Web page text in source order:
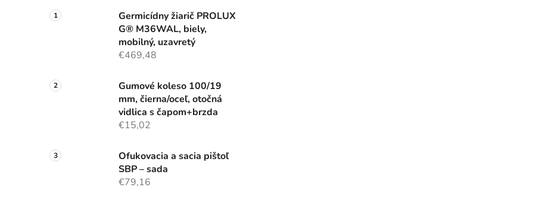
Germicídny žiarič PROLUX
G® M36WAL, biely,
mobilný, uzavretý
€469,48
Gumové koleso 100/19
mm, čierna/oceľ, otočná
vidlica s čapom+brzda
€15,02
Ofukovacia a sacia pištoľ
SBP – sada
€79,16